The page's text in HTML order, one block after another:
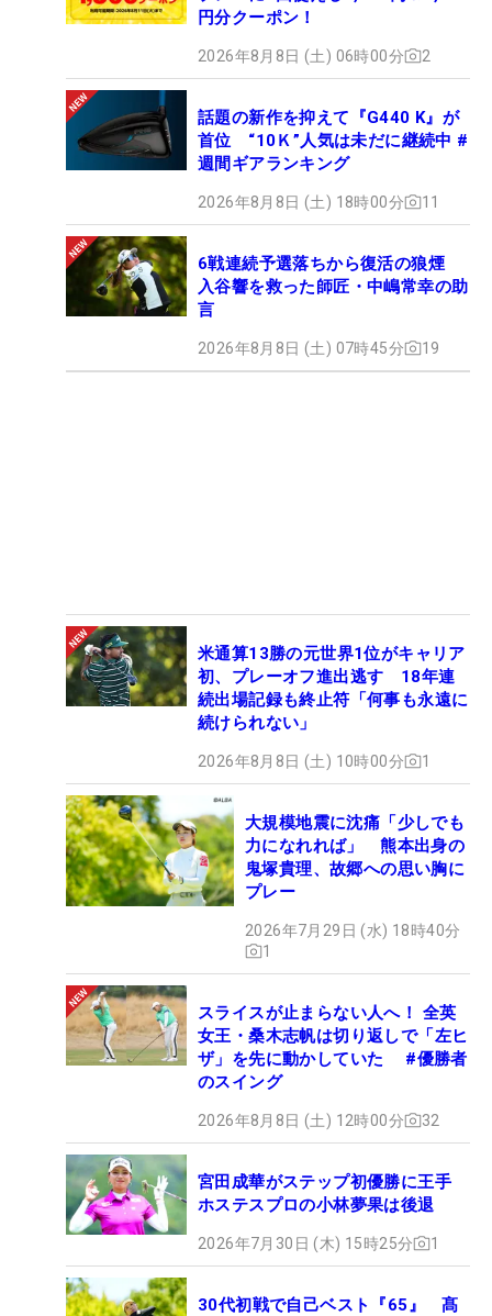
円分クーポン！
2026年8月8日 (土) 06時00分 2
話題の新作を抑えて『G440 K』が
首位 “10Ｋ”人気は未だに継続中 #
週間ギアランキング
2026年8月8日 (土) 18時00分 11
6戦連続予選落ちから復活の狼煙
入谷響を救った師匠・中嶋常幸の助
言
2026年8月8日 (土) 07時45分 19
米通算13勝の元世界1位がキャリア
初、プレーオフ進出逃す 18年連
続出場記録も終止符「何事も永遠に
続けられない」
2026年8月8日 (土) 10時00分 1
大規模地震に沈痛「少しでも
力になれれば」 熊本出身の
鬼塚貴理、故郷への思い胸に
プレー
2026年7月29日 (水) 18時40分
1
スライスが止まらない人へ！ 全英
女王・桑木志帆は切り返しで「左ヒ
ザ」を先に動かしていた #優勝者
のスイング
2026年8月8日 (土) 12時00分 32
宮田成華がステップ初優勝に王手
ホステスプロの小林夢果は後退
2026年7月30日 (木) 15時25分 1
30代初戦で自己ベスト『65』 髙